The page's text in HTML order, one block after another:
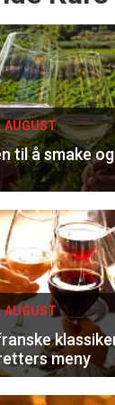
AUGUST
til å smake
AUGUST
meny